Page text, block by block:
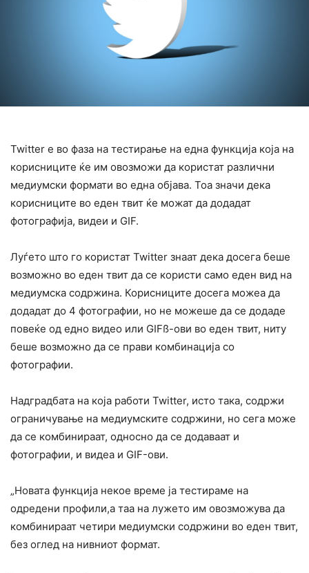
Twitter е во фаза на тестирање на една функција која на
корисниците ќе им овозможи да користат различни
медиумски формати во една објава. Тоа значи дека
корисниците во еден твит ќе можат да додадат
фотографија, видеи и GIF.
Луѓето што го користат Twitter знаат дека досега беше
возможно во еден твит да се користи само еден вид на
медиумска содржина. Корисниците досега можеа да
додадат до 4 фотографии, но не можеше да се додаде
повеќе од едно видео или GIFß-ови во еден твит, ниту
беше возможно да се прави комбинација со
фотографии.
Надградбата на која работи Twitter, исто така, содржи
ограничување на медиумските содржини, но сега може
да се комбинираат, односно да се додаваат и
фотографии, и видеа и GIF-ови.
„Новата функција некое време ја тестираме на
одредени профили,а таа на лужето им овозможува да
комбинираат четири медиумски содржини во еден твит,
без оглед на нивниот формат.